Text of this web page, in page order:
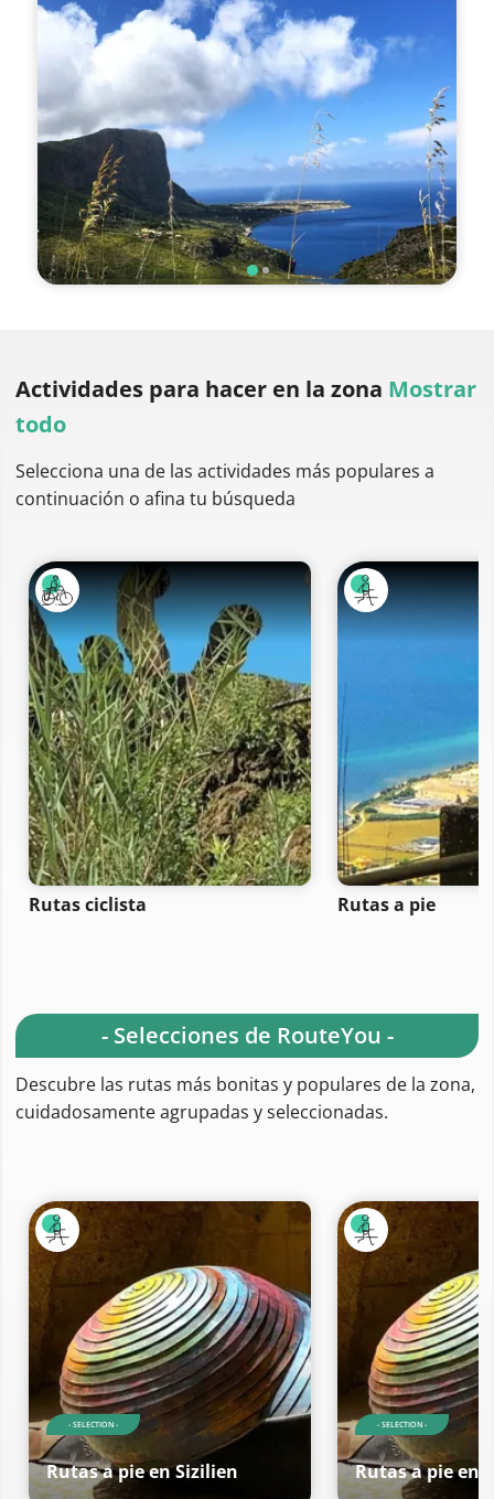
Actividades para hacer en la zona Mostrar
todo
Selecciona una de las actividades más populares a
continuación o afina tu búsqueda
Rutas ciclista Rutas a pie
- Selecciones de RouteYou -
Descubre las rutas más bonitas y populares de la zona,
cuidadosamente agrupadas y seleccionadas.
- SELECTION -
Rutas a pie en Sizilien
- SELECTION -
Rutas a pie en